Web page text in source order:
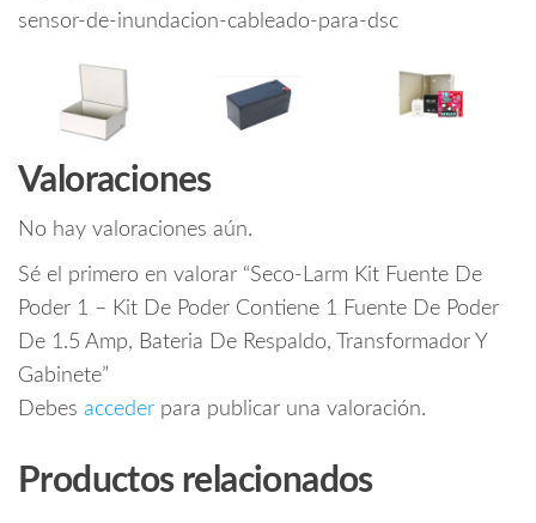
sensor-de-inundacion-cableado-para-dsc
Valoraciones
No hay valoraciones aún.
Sé el primero en valorar “Seco-Larm Kit Fuente De
Poder 1 – Kit De Poder Contiene 1 Fuente De Poder
De 1.5 Amp, Bateria De Respaldo, Transformador Y
Gabinete”
Debes acceder para publicar una valoración.
Productos relacionados